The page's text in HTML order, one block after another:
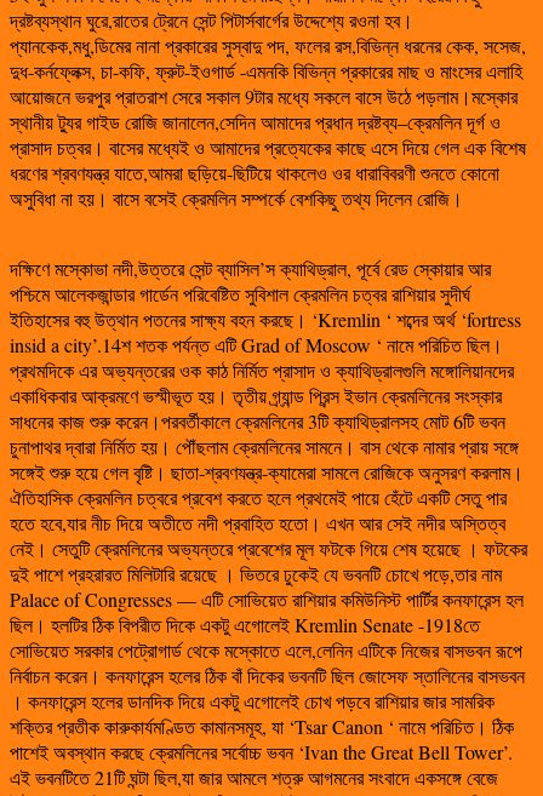
দ্রষ্টব্যস্থান ঘুরে,রাতের ট্রেনে সেন্ট পিটার্সবার্গের উদ্দেশ্যে রওনা হব।
প্যানকেক,মধু,ডিমের নানা প্রকারের সুস্বাদু পদ, ফলের রস,বিভিন্ন ধরনের কেক, সসেজ,
দুধ-কর্নফ্লেক্স, চা-কফি, ফ্রুট-ইওগার্ড -এমনকি বিভিন্ন প্রকারের মাছ ও মাংসের এলাহি
আয়োজনে ভরপুর প্রাতরাশ সেরে সকাল 9টার মধ্যে সকলে বাসে উঠে পড়লাম।মস্কোর
স্থানীয় ট্যুর গাইড রোজি জানালেন,সেদিন আমাদের প্রধান দ্রষ্টব্য–ক্রেমলিন দূর্গ ও
প্রাসাদ চত্বর। বাসের মধ্যেই ও আমাদের প্রত্যেকের কাছে এসে দিয়ে গেল এক বিশেষ
ধরণের শ্রবণযন্ত্র যাতে,আমরা ছড়িয়ে-ছিটিয়ে থাকলেও ওর ধারাবিবরণী শুনতে কোনো
অসুবিধা না হয়। বাসে বসেই ক্রেমলিন সম্পর্কে বেশকিছু তথ্য দিলেন রোজি।
দক্ষিণে মস্কোভা নদী,উত্তরে সেন্ট ব্যাসিল’স ক্যাথিড্রাল, পূর্বে রেড স্কোয়ার আর
পশ্চিমে আলেকজান্ডার গার্ডেন পরিবেষ্টিত সুবিশাল ক্রেমলিন চত্বর রাশিয়ার সুদীর্ঘ
ইতিহাসের বহু উত্থান পতনের সাক্ষ্য বহন করছে। ‘Kremlin ‘ শব্দের অর্থ ‘fortress
insid a city’.14শ শতক পর্যন্ত এটি Grad of Moscow ‘ নামে পরিচিত ছিল।
প্রথমদিকে এর অভ্যন্তরের ওক কাঠ নির্মিত প্রাসাদ ও ক্যাথিড্রালগুলি মঙ্গোলিয়ানদের
একাধিকবার আক্রমণে ভস্মীভূত হয়। তৃতীয় গ্র্যান্ড প্রিন্স ইভান ক্রেমলিনের সংস্কার
সাধনের কাজ শুরু করেন।পরবর্তীকালে ক্রেমলিনের 3টি ক্যাথিড্রালসহ মোট 6টি ভবন
চুনাপাথর দ্বারা নির্মিত হয়। পৌঁছলাম ক্রেমলিনের সামনে। বাস থেকে নামার প্রায় সঙ্গে
সঙ্গেই শুরু হয়ে গেল বৃষ্টি। ছাতা-শ্রবণযন্ত্র-ক্যামেরা সামলে রোজিকে অনুসরণ করলাম।
ঐতিহাসিক ক্রেমলিন চত্বরে প্রবেশ করতে হলে প্রথমেই পায়ে হেঁটে একটি সেতু পার
হতে হবে,যার নীচ দিয়ে অতীতে নদী প্রবাহিত হতো। এখন আর সেই নদীর অস্তিত্ব
নেই। সেতুটি ক্রেমলিনের অভ্যন্তরে প্রবেশের মূল ফটকে গিয়ে শেষ হয়েছে । ফটকের
দুই পাশে প্রহরারত মিলিটারি রয়েছে । ভিতরে ঢুকেই যে ভবনটি চোখে পড়ে,তার নাম
Palace of Congresses — এটি সোভিয়েত রাশিয়ার কমিউনিস্ট পার্টির কনফারেন্স হল
ছিল। হলটির ঠিক বিপরীত দিকে একটু এগোলেই Kremlin Senate -1918তে
সোভিয়েত সরকার পেট্রোগার্ড থেকে মস্কোতে এলে,লেনিন এটিকে নিজের বাসভবন রূপে
নির্বাচন করেন। কনফারেন্স হলের ঠিক বাঁ দিকের ভবনটি ছিল জোসেফ স্তালিনের বাসভবন
। কনফারেন্স হলের ডানদিক দিয়ে একটু এগোলেই চোখ পড়বে রাশিয়ার জার সামরিক
শক্তির প্রতীক কারুকার্যমণ্ডিত কামানসমূহ, যা ‘Tsar Canon ‘ নামে পরিচিত। ঠিক
পাশেই অবস্থান করছে ক্রেমলিনের সর্বোচ্চ ভবন ‘Ivan the Great Bell Tower’.
এই ভবনটিতে 21টি ঘন্টা ছিল,যা জার আমলে শত্রু আগমনের সংবাদে একসঙ্গে বেজে